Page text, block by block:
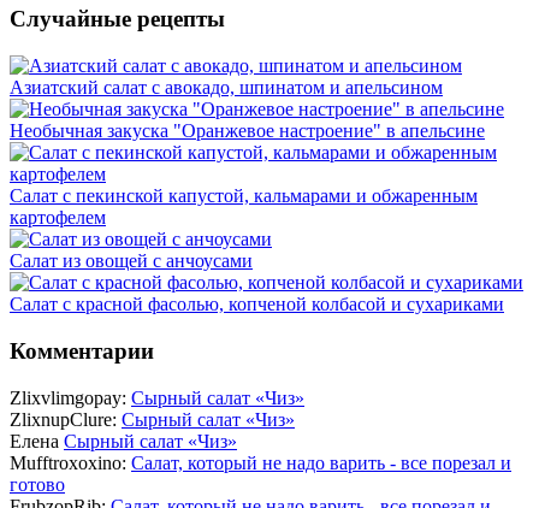
Случайные рецепты
Азиатский салат с авокадо, шпинатом и апельсином
Необычная закуска "Оранжевое настроение" в апельсине
Салат с пекинской капустой, кальмарами и обжаренным
картофелем
Салат из овощей с анчоусами
Салат с красной фасолью, копченой колбасой и сухариками
Комментарии
Zlixvlimgopay: Сырный салат «Чиз»
ZlixnupClure: Сырный салат «Чиз»
Елена Сырный салат «Чиз»
Mufftroxoxino: Салат, который не надо варить - все порезал и
готово